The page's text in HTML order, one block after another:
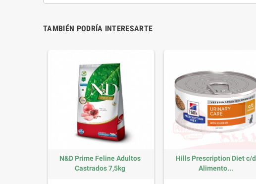
TAMBIÉN PODRÍA INTERESARTE
N&D Prime Feline Adultos
Castrados 7,5kg
Hills Prescription Diet c/d
Alimento...